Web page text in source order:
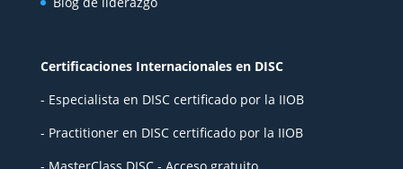
Certificaciones Internacionales en DISC
- Especialista en DISC certificado por la IIOB
- Practitioner en DISC certificado por la IIOB